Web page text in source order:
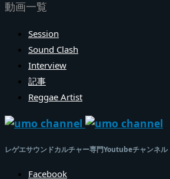
動画一覧
Session
Sound Clash
Interview
記事
Reggae Artist
レゲエサウンドカルチャー専門Youtubeチャンネル
Facebook